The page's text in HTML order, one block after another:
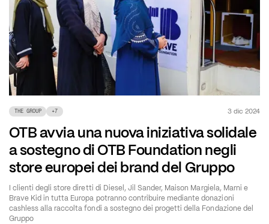
THE GROUP +7 3 dic 2024
OTB avvia una nuova iniziativa solidale
a sostegno di OTB Foundation negli
store europei dei brand del Gruppo
I clienti degli store diretti di Diesel, Jil Sander, Maison Margiela, Marni e
Brave Kid in tutta Europa potranno contribuire mediante donazioni
cashless alla raccolta fondi a sostegno dei progetti della Fondazione del
Gruppo